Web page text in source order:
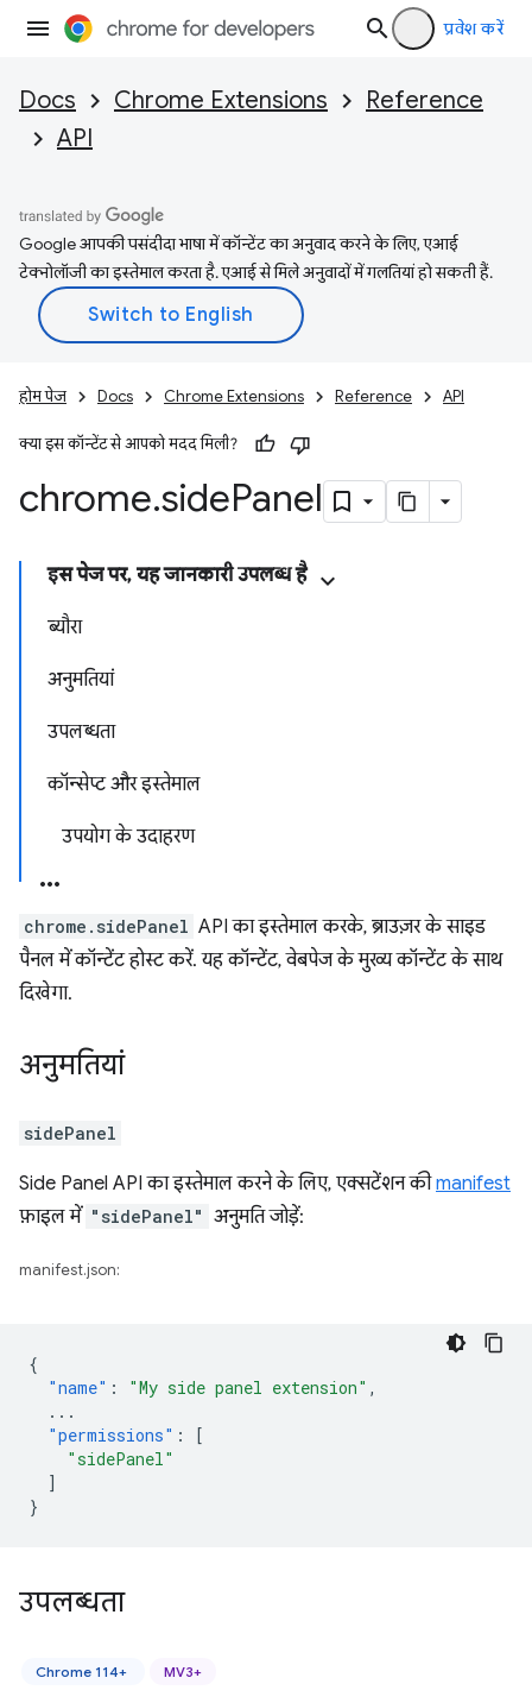
प्रवेश करें
Docs Chrome Extensions
Reference
API
Google आपकी पसंदीदा भाषा में कॉन्टेंट का अनुवाद करने के लिए, एआई
टेक्नोलॉजी का इस्तेमाल करता है. एआई से मिले अनुवादों में गलतियां हो सकती हैं.
होम पेज Docs Chrome Extensions Reference API
क्या इस कॉन्टेंट से आपको मदद मिली?
chrome.sidePanel
इस पेज पर, यह जानकारी उपलब्ध है
ब्यौरा
अनुमतियां
उपलब्धता
कॉन्सेप्ट और इस्तेमाल
उपयोग के उदाहरण
chrome.sidePanel API का इस्तेमाल करके, ब्राउज़र के साइड
पैनल में कॉन्टेंट होस्ट करें. यह कॉन्टेंट, वेबपेज के मुख्य कॉन्टेंट के साथ
दिखेगा.
अनुमतियां
sidePanel
Side Panel API का इस्तेमाल करने के लिए, एक्सटेंशन कीmanifest
फ़ाइल में "sidePanel" अनुमति जोड़ें:
manifest.json:
{
"name" : "My side panel extension" ,
...
"permissions" :
[
"sidePanel"
]
}
उपलब्धता
Chrome 114+ MV3+